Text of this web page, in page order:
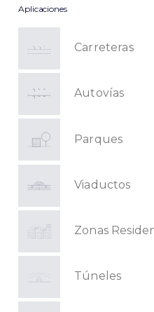
Aplicaciones
Carreteras
Autovías
Parques
Viaductos
Zonas
Túneles